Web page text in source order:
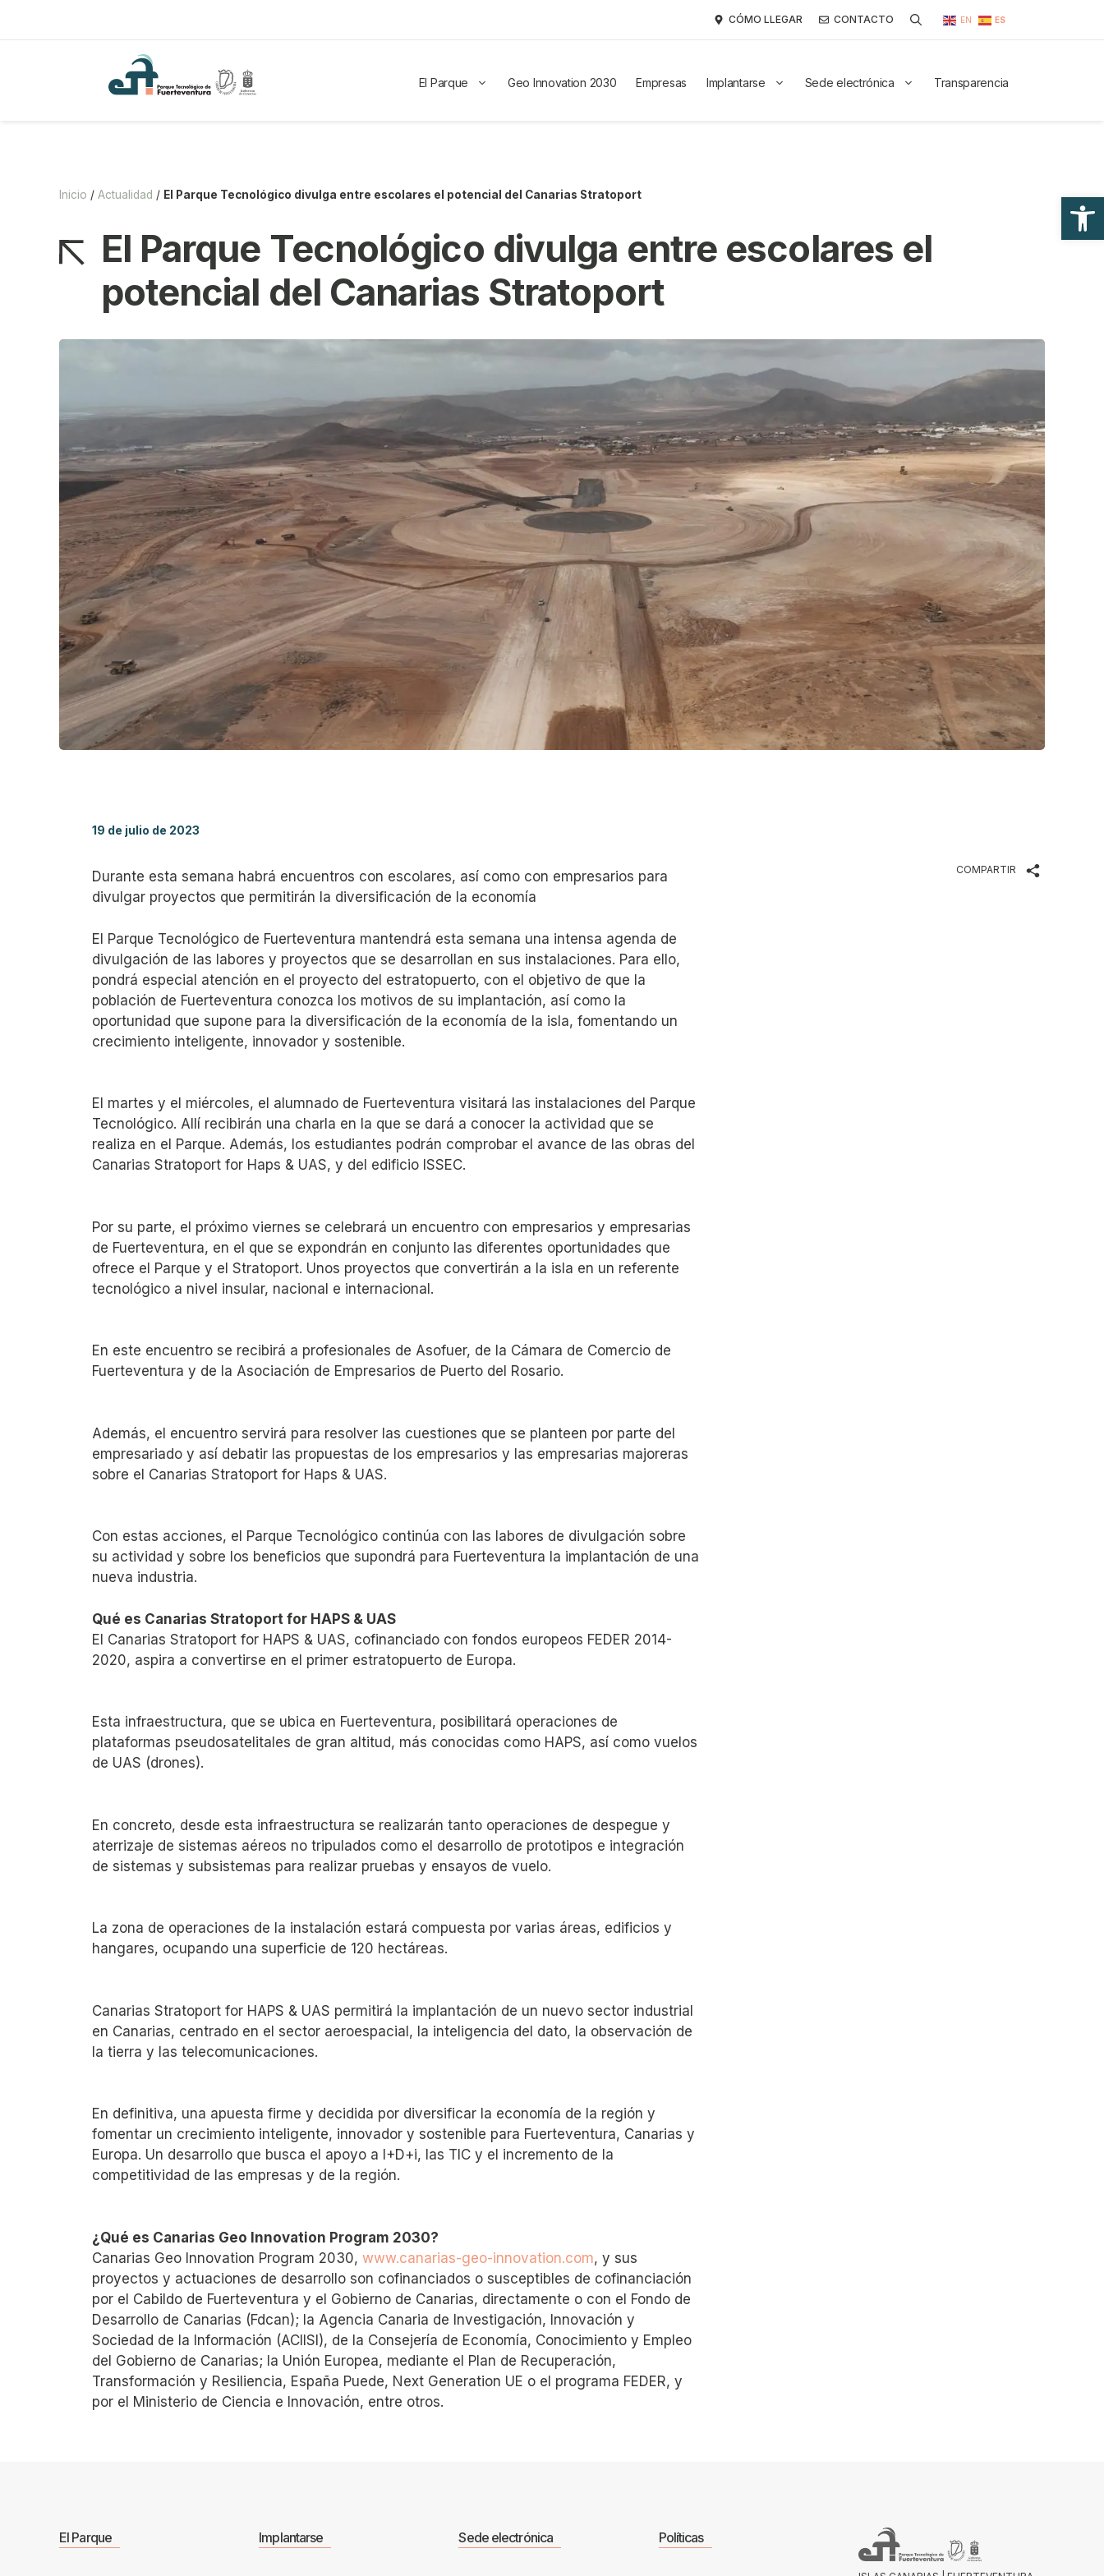
Abrir
CÓMO LLEGAR CONTACTO EN ES
El Parque Geo Innovation 2030 Empresas Implantarse Sede electrónica Transparencia
Inicio / Actualidad / El Parque Tecnológico divulga entre escolares el potencial del Canarias Stratoport
El Parque Tecnológico divulga entre escolares el
potencial del Canarias Stratoport
19 de julio de 2023
Durante esta semana habrá encuentros con escolares, así como con empresarios para
divulgar proyectos que permitirán la diversificación de la economía
El Parque Tecnológico de Fuerteventura mantendrá esta semana una intensa agenda de
divulgación de las labores y proyectos que se desarrollan en sus instalaciones. Para ello,
pondrá especial atención en el proyecto del estratopuerto, con el objetivo de que la
población de Fuerteventura conozca los motivos de su implantación, así como la
oportunidad que supone para la diversificación de la economía de la isla, fomentando un
crecimiento inteligente, innovador y sostenible.
El martes y el miércoles, el alumnado de Fuerteventura visitará las instalaciones del Parque
Tecnológico. Allí recibirán una charla en la que se dará a conocer la actividad que se
realiza en el Parque. Además, los estudiantes podrán comprobar el avance de las obras del
Canarias Stratoport for Haps & UAS, y del edificio ISSEC.
Por su parte, el próximo viernes se celebrará un encuentro con empresarios y empresarias
de Fuerteventura, en el que se expondrán en conjunto las diferentes oportunidades que
ofrece el Parque y el Stratoport. Unos proyectos que convertirán a la isla en un referente
tecnológico a nivel insular, nacional e internacional.
En este encuentro se recibirá a profesionales de Asofuer, de la Cámara de Comercio de
Fuerteventura y de la Asociación de Empresarios de Puerto del Rosario.
Además, el encuentro servirá para resolver las cuestiones que se planteen por parte del
empresariado y así debatir las propuestas de los empresarios y las empresarias majoreras
sobre el Canarias Stratoport for Haps & UAS.
Con estas acciones, el Parque Tecnológico continúa con las labores de divulgación sobre
su actividad y sobre los beneficios que supondrá para Fuerteventura la implantación de una
nueva industria.
Qué es Canarias Stratoport for HAPS & UAS
El Canarias Stratoport for HAPS & UAS, cofinanciado con fondos europeos FEDER 2014-
2020, aspira a convertirse en el primer estratopuerto de Europa.
Esta infraestructura, que se ubica en Fuerteventura, posibilitará operaciones de
plataformas pseudosatelitales de gran altitud, más conocidas como HAPS, así como vuelos
de UAS (drones).
En concreto, desde esta infraestructura se realizarán tanto operaciones de despegue y
aterrizaje de sistemas aéreos no tripulados como el desarrollo de prototipos e integración
de sistemas y subsistemas para realizar pruebas y ensayos de vuelo.
La zona de operaciones de la instalación estará compuesta por varias áreas, edificios y
hangares, ocupando una superficie de 120 hectáreas.
Canarias Stratoport for HAPS & UAS permitirá la implantación de un nuevo sector industrial
en Canarias, centrado en el sector aeroespacial, la inteligencia del dato, la observación de
la tierra y las telecomunicaciones.
En definitiva, una apuesta firme y decidida por diversificar la economía de la región y
fomentar un crecimiento inteligente, innovador y sostenible para Fuerteventura, Canarias y
Europa. Un desarrollo que busca el apoyo a I+D+i, las TIC y el incremento de la
competitividad de las empresas y de la región.
¿Qué es Canarias Geo Innovation Program 2030?
Canarias Geo Innovation Program 2030, www.canarias-geo-innovation.com, y sus
proyectos y actuaciones de desarrollo son cofinanciados o susceptibles de cofinanciación
por el Cabildo de Fuerteventura y el Gobierno de Canarias, directamente o con el Fondo de
Desarrollo de Canarias (Fdcan); la Agencia Canaria de Investigación, Innovación y
Sociedad de la Información (ACIISI), de la Consejería de Economía, Conocimiento y Empleo
del Gobierno de Canarias; la Unión Europea, mediante el Plan de Recuperación,
Transformación y Resiliencia, España Puede, Next Generation UE o el programa FEDER, y
por el Ministerio de Ciencia e Innovación, entre otros.
COMPARTIR
El Parque Implantarse Sede electrónica Políticas